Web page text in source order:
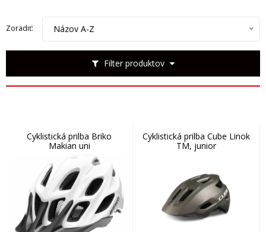
Filter produktov
Zoradiť: Názov A-Z
Cyklistická prilba Briko
Makian uni
Cyklistická prilba Cube Linok
TM, junior